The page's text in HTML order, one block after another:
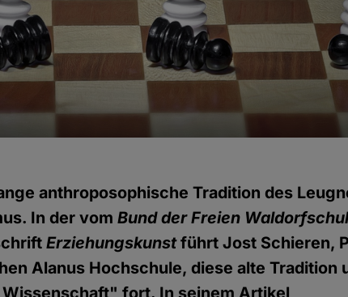
anthroposophische Tradition des
In der vomBund der Freien
Erziehungskunstführt Jost Schieren,
Alanus Hochschule, diese alte Tradition